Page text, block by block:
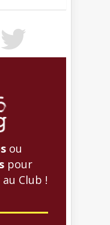
ou
pour
Club !